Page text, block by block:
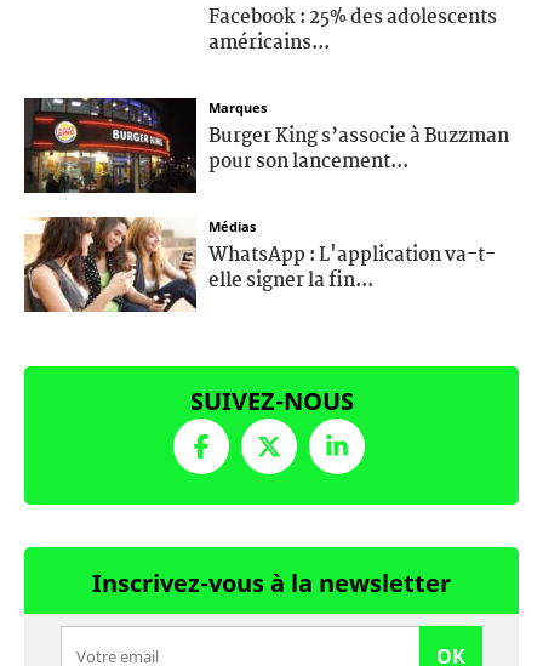
Facebook : 25% des adolescents
américains...
Marques
Burger King s’associe à Buzzman
pour son lancement...
Médias
WhatsApp : L'application va-t-
elle signer la fin...
SUIVEZ-NOUS
Inscrivez-vous à la newsletter
OK